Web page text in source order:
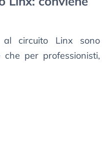
al circuito Linx sono
per professionisti,